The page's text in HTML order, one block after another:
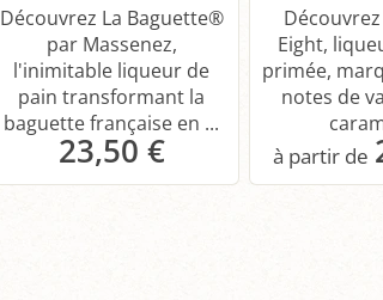
Découvrez La Baguette®
par Massenez,
l'inimitable liqueur de
pain transformant la
baguette française en ...
23,50 €
Eight,
primée,
notes de